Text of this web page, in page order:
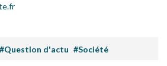
#Question d'actu #Société